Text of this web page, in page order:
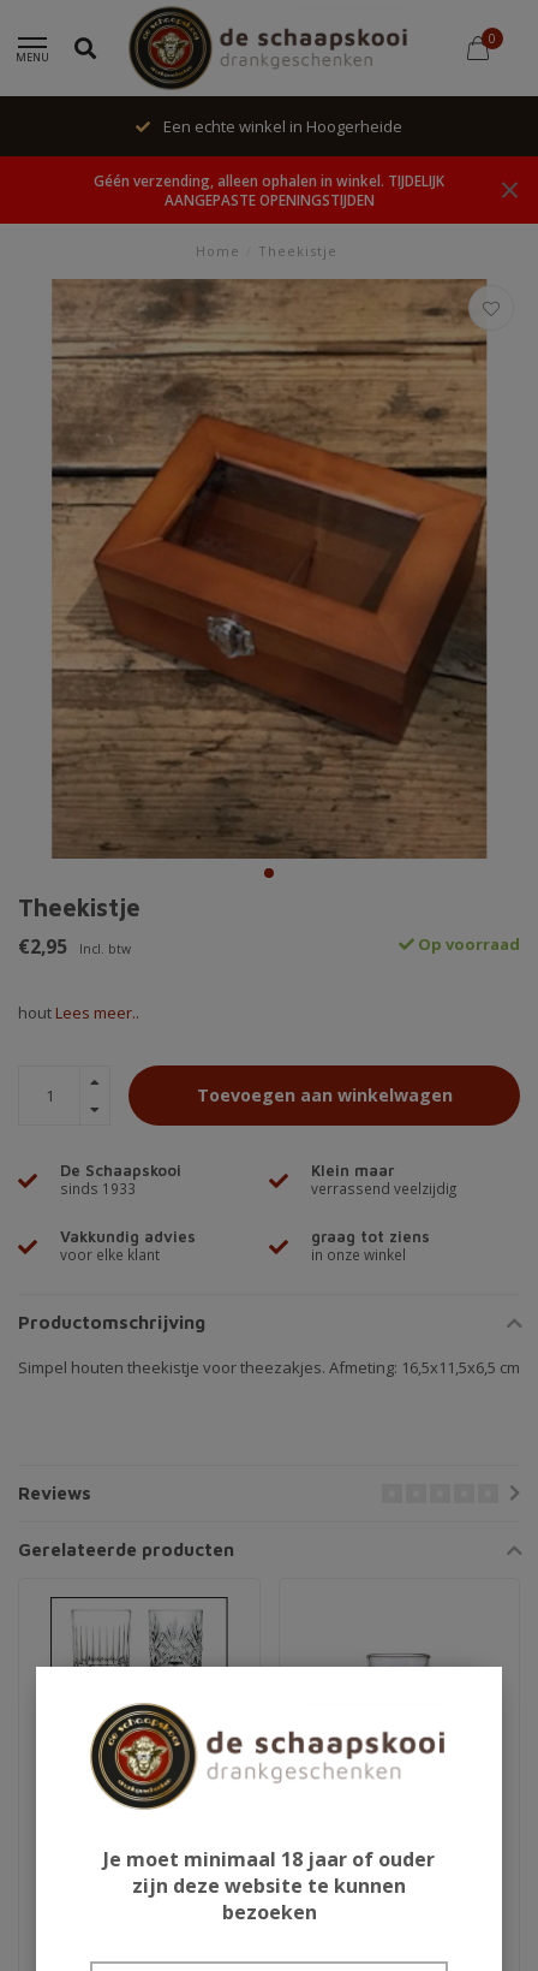
MENU
0
Een echte winkel in Hoogerheide
Géén verzending, alleen ophalen in winkel. TIJDELIJK
AANGEPASTE OPENINGSTIJDEN
Home Theekistje
Theekistje
€2,95 Incl. btw Op voorraad
hout Lees meer..
Toevoegen aan winkelwagen
De Schaapskooi
sinds 1933
Klein maar
verrassend veelzijdig
Vakkundig advies
voor elke klant
graag tot ziens
in onze winkel
Productomschrijving
Simpel houten theekistje voor theezakjes. Afmeting: 16,5x11,5x6,5 cm
Reviews
Gerelateerde producten
Whiskyglazen geslepen
€15,95
Absinth glas
€4,50
Je moet minimaal 18 jaar of ouder
zijn deze website te kunnen
bezoeken